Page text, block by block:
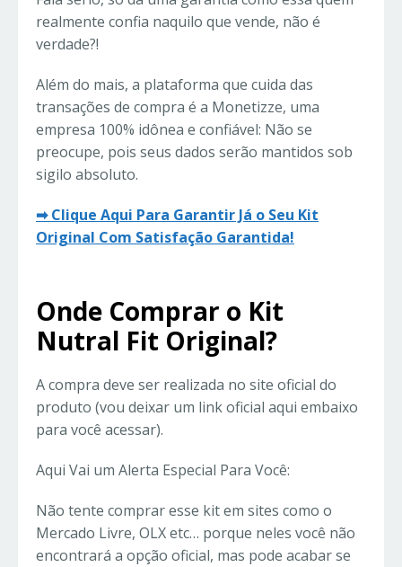
realmente confia naquilo que vende, não é
verdade?!
Além do mais, a plataforma que cuida das
transações de compra é a Monetizze, uma
empresa 100% idônea e confiável: Não se
preocupe, pois seus dados serão mantidos sob
sigilo absoluto.
➡ Clique Aqui Para Garantir Já o Seu Kit
Original Com Satisfação Garantida!
Onde Comprar o Kit
Nutral Fit Original?
A compra deve ser realizada no site oficial do
produto (vou deixar um link oficial aqui embaixo
para você acessar).
Aqui Vai um Alerta Especial Para Você:
Não tente comprar esse kit em sites como o
Mercado Livre, OLX etc… porque neles você não
encontrará a opção oficial, mas pode acabar se